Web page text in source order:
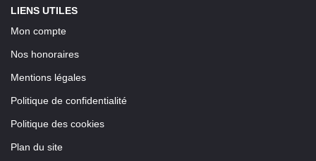
LIENS UTILES
Mon compte
Nos honoraires
Mentions légales
Politique de confidentialité
Politique des cookies
Plan du site